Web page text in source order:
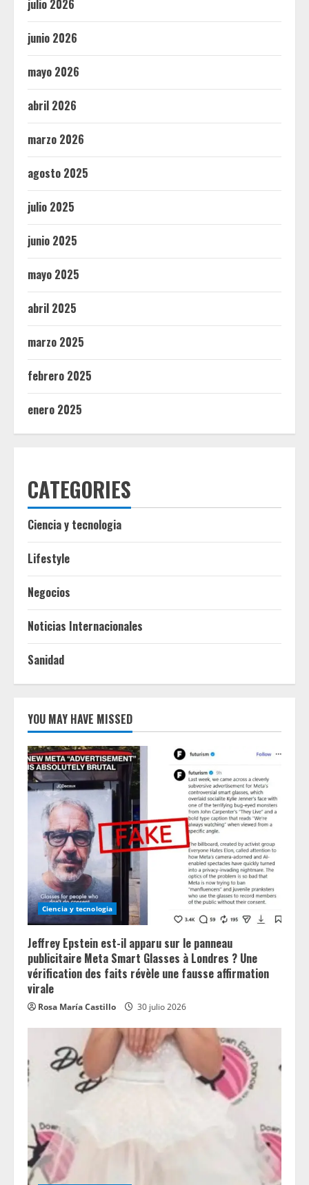
julio 2026
junio 2026
mayo 2026
abril 2026
marzo 2026
agosto 2025
julio 2025
junio 2025
mayo 2025
abril 2025
marzo 2025
febrero 2025
enero 2025
CATEGORIES
Ciencia y tecnologia
Lifestyle
Negocios
Noticias Internacionales
Sanidad
YOU MAY HAVE MISSED
Ciencia y tecnologia
Jeffrey Epstein est-il apparu sur le panneau
publicitaire Meta Smart Glasses à Londres ? Une
vérification des faits révèle une fausse affirmation
virale
Rosa María Castillo 30 julio 2026